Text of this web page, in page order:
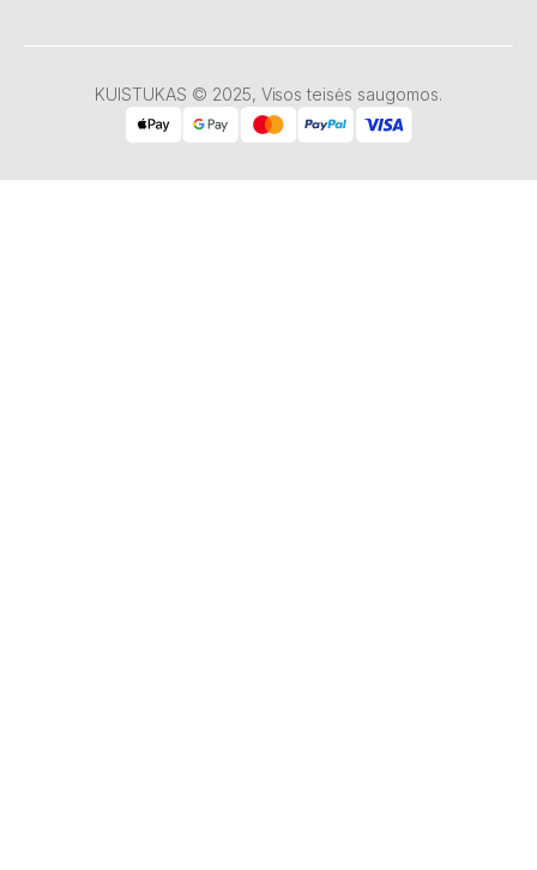
KUISTUKAS © 2025, Visos teisės saugomos.